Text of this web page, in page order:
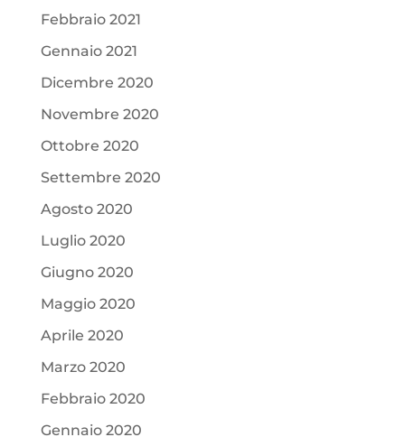
Febbraio 2021
Gennaio 2021
Dicembre 2020
Novembre 2020
Ottobre 2020
Settembre 2020
Agosto 2020
Luglio 2020
Giugno 2020
Maggio 2020
Aprile 2020
Marzo 2020
Febbraio 2020
Gennaio 2020